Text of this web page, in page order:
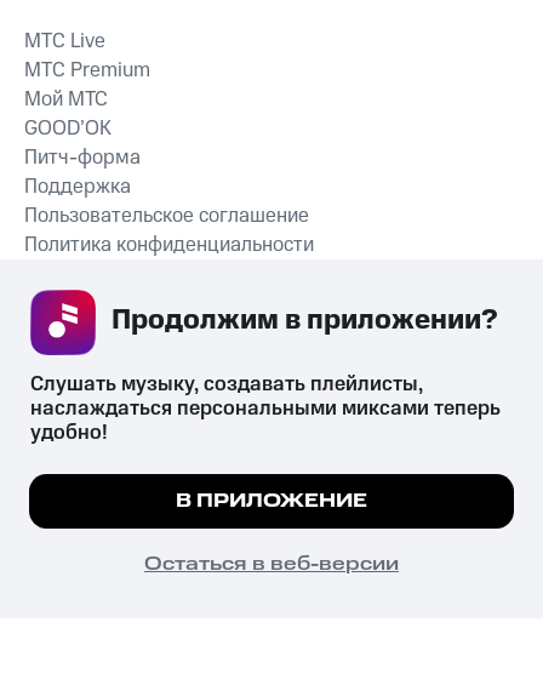
СКАЧАТЬ ПРИЛОЖЕНИЕ
MTС Live
MTС Premium
Мой МТС
GOOD’OK
Питч-форма
Поддержка
Пользовательское соглашение
Политика конфиденциальности
психотропных веществ, их аналогов причиняет вред здоровью,
их незаконный оборот запрещён и влечёт установленную
законодательством ответственность.
© 2026 ООО «КИОН».
Все права защищены
Мы используем куки, чтобы на сайте все
Подробнее
ПОНЯТНО
Слушать музыку, создавать плейлисты,
наслаждаться персональными миксами теперь
удобно!
В ПРИЛОЖЕНИЕ
Остаться в веб-версии